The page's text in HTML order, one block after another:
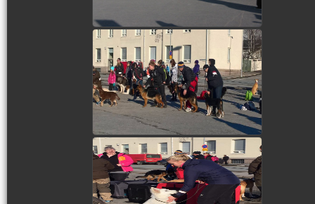
view picture
view picture